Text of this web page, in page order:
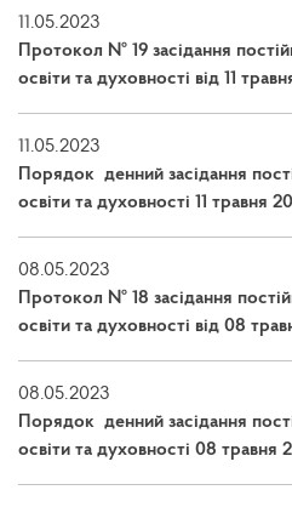
11.05.2023
Протокол № 19 засідання
освіти та духовності від 11
11.05.2023
Порядок денний засідання
освіти та духовності 11 травня
08.05.2023
Протокол № 18 засідання
освіти та духовності від 08
08.05.2023
Порядок денний засідання
освіти та духовності 08 травня